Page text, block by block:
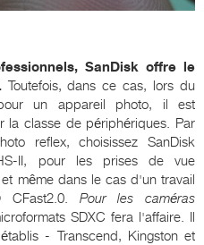
SanDisk offre le
Toutefois, dans ce cas, lors du
un appareil photo, il est
la classe de périphériques. Par
reflex, choisissez SanDisk
II, pour les prises de vue
même dans le cas d'un travail
CFast2.0. Pour les caméras
SDXC fera l'affaire. Il
- Transcend, Kingston et